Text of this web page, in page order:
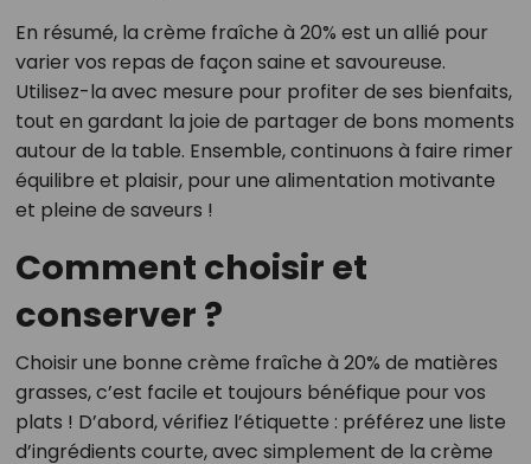
En résumé, la crème fraîche à 20% est un allié pour
varier vos repas de façon saine et savoureuse.
Utilisez-la avec mesure pour profiter de ses bienfaits,
tout en gardant la joie de partager de bons moments
autour de la table. Ensemble, continuons à faire rimer
équilibre et plaisir, pour une alimentation motivante
et pleine de saveurs !
Comment choisir et
conserver ?
Choisir une bonne crème fraîche à 20% de matières
grasses, c’est facile et toujours bénéfique pour vos
plats ! D’abord, vérifiez l’étiquette : préférez une liste
d’ingrédients courte, avec simplement de la crème